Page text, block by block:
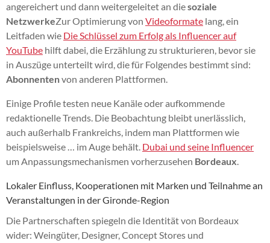
angereichert und dann weitergeleitet an diesoziale
NetzwerkeZur Optimierung von Videoformate lang, ein
Leitfaden wie Die Schlüssel zum Erfolg als Influencer auf
YouTube hilft dabei, die Erzählung zu strukturieren, bevor sie
in Auszüge unterteilt wird, die für Folgendes bestimmt sind:
Abonnentenvon anderen Plattformen.
Einige Profile testen neue Kanäle oder aufkommende
redaktionelle Trends. Die Beobachtung bleibt unerlässlich,
auch außerhalb Frankreichs, indem man Plattformen wie
beispielsweise … im Auge behält. Dubai und seine Influencer
um Anpassungsmechanismen vorherzusehen Bordeaux.
Lokaler Einfluss, Kooperationen mit Marken und Teilnahme an
Veranstaltungen in der Gironde-Region
Die Partnerschaften spiegeln die Identität von Bordeaux
wider: Weingüter, Designer, Concept Stores und